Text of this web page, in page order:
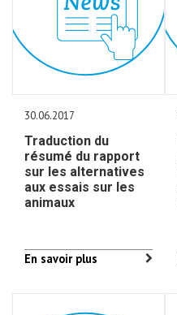
30.06.2017
Traduction du
résumé du rapport
sur les alternatives
aux essais sur les
animaux
En savoir plus